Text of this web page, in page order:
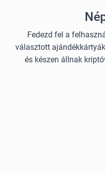
Fedezd fel a
választott
és készen állnak